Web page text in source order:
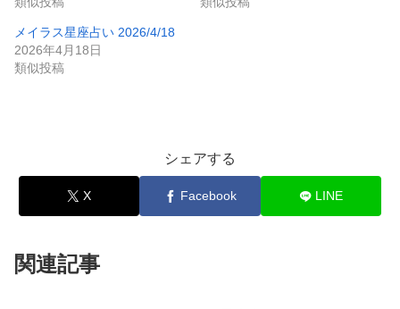
メイラス星座占い 2026/4/18
2026年4月18日
類似投稿
シェアする
X Facebook LINE
関連記事